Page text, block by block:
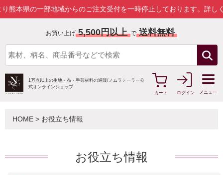
一部地域からのご注文受付を一時停止しております。 詳しくはこち
お買い上げ 5,500円以上 で 送料無料
1万点以上の生地・布・手芸材料の通販/ ノムラテーラー公
式オンラインショップ
カート
ログイン メニュー
HOME > お役立ち情報
お役立ち情報